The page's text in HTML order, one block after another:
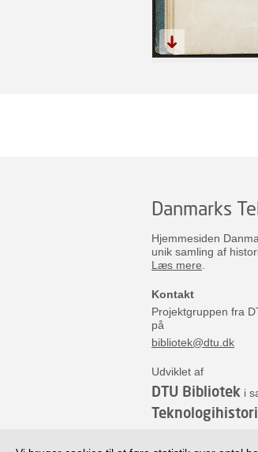
Danmarks
Hjemmesiden
unik samling af
Læs mere
Kontakt
Projektgruppen fra
på
bibliotek@dtu.dk
Udviklet af
DTU Bibliotek i